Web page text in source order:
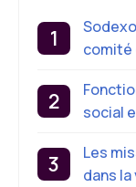
comité
social
Les
dans